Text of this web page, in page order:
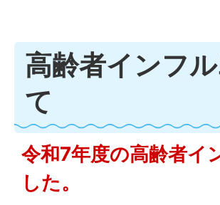
高齢者インフ
て
令和7年度の高齢者イ
した。